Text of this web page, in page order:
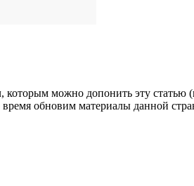
можно допонить эту статью
обновим материалы данной